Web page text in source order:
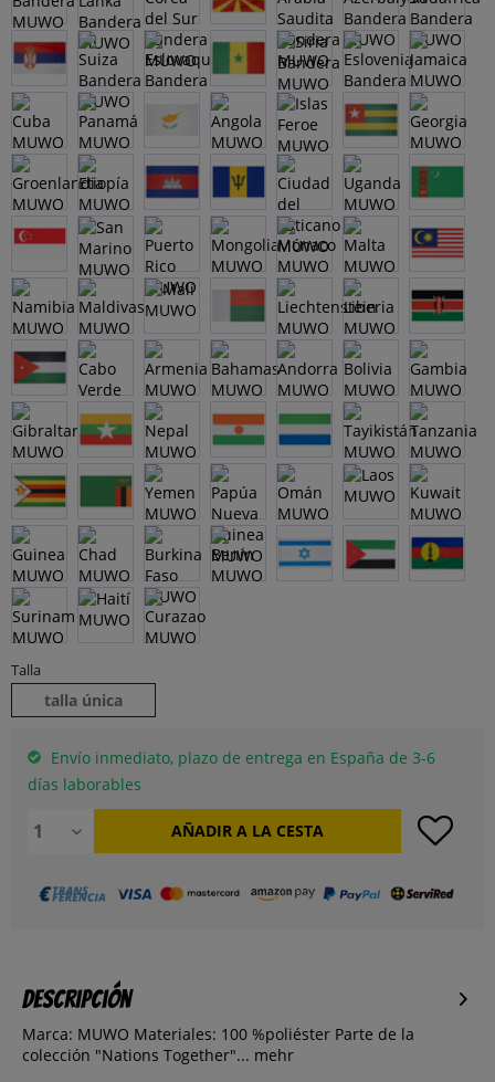
Talla
talla única
Envío inmediato, plazo de entrega en España de 3-6
días laborables
AÑADIR A LA CESTA
Descripción
Marca: MUWO Materiales: 100 %poliéster Parte de la
colección "Nations Together"... mehr